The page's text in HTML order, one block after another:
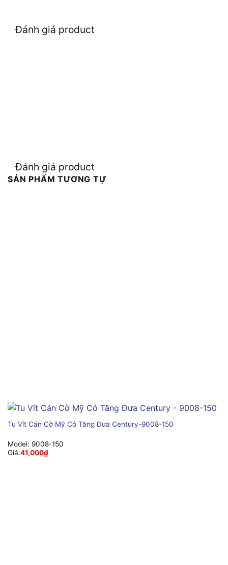
Đánh giá product
Đánh giá product
SẢN PHẨM TƯƠNG TỰ
Tu Vít Cán Cờ Mỹ Có Tăng Đưa Century-9008-150
Model: 9008-150
Giá:41,000₫